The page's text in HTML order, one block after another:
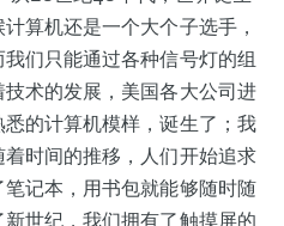
算机还是一个大个子选手，
们只能通过各种信号灯的组
术的发展，美国各大公司进
的计算机模样，诞生了；我
时间的推移，人们开始追求
记本，用书包就能够随时随
世纪，我们拥有了触摸屏的